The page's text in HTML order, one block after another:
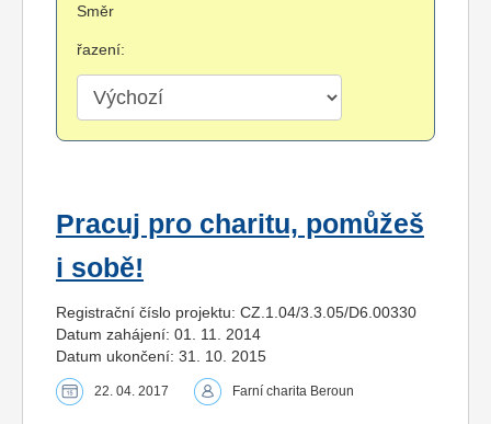
Směr
řazení:
Pracuj pro charitu, pomůžeš
i sobě!
Registrační číslo projektu: CZ.1.04/3.3.05/D6.00330
Datum zahájení: 01. 11. 2014
Datum ukončení: 31. 10. 2015
22. 04. 2017 Farní charita Beroun